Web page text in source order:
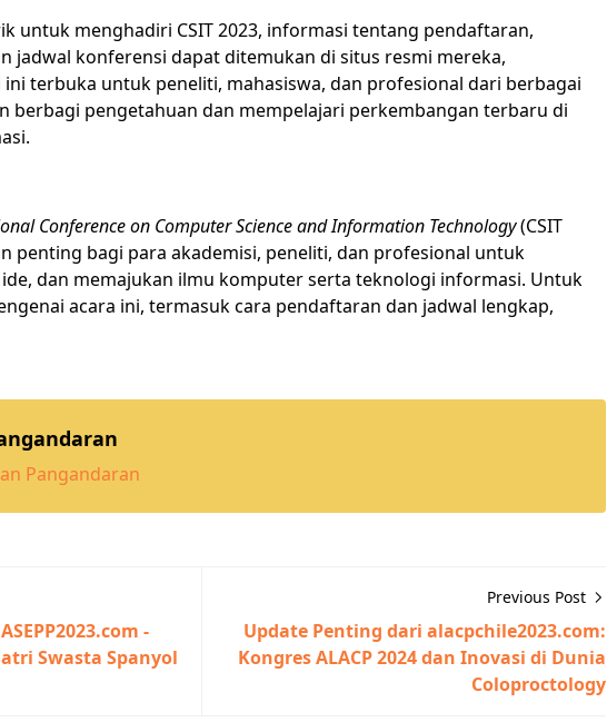
untuk menghadiri CSIT 2023, informasi tentang pendaftaran,
jadwal konferensi dapat ditemukan di situs resmi mereka,
terbuka untuk peneliti, mahasiswa, dan profesional dari berbagai
berbagi pengetahuan dan mempelajari perkembangan terbaru di
Conference on Computer Science and Information Technology(CSIT
penting bagi para akademisi, peneliti, dan profesional untuk
dan memajukan ilmu komputer serta teknologi informasi. Untuk
acara ini, termasuk cara pendaftaran dan jadwal lengkap,
Pangandaran
-
Swasta Spanyol
Previous Post
Update Penting dari alacpchile2023.com:
Kongres ALACP 2024 dan Inovasi di Dunia
Coloproctology